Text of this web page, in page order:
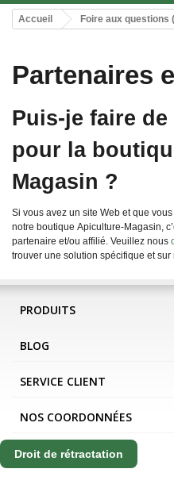
Accueil Foire aux questions
Partenaires
Puis-je faire
pour la
Magasin ?
Si vous avez un site Web et que
notre boutique Apiculture-Magasin,
partenaire et/ou affilié. Veuillez nous
trouver une solution spécifique et sur
PRODUITS
BLOG
SERVICE CLIENT
NOS COORDONNÉES
Droit de rétractation